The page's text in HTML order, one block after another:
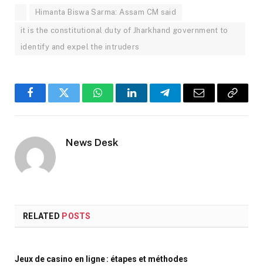
Himanta Biswa Sarma: Assam CM said
it is the constitutional duty of Jharkhand government to
identify and expel the intruders
FacebookTwitter WhatsAppLinkedInTelegramEmail
Copy
News Desk
RELATED POSTS
Jeux de casino en ligne : étapes et méthodes